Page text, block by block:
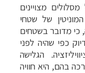
מסלולים מצויינים
המוניטין של שטחי
כי מדובר בשטחים
כפי שהיה לפני
הגלישה
בהם, היא חוויה